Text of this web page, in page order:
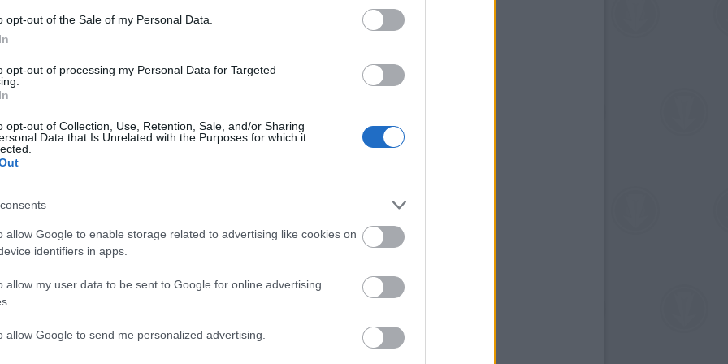
opt-out of the Sale of my Personal Data.
opt-out of processing my Personal Data for Targeted
opt-out of Collection, Use, Retention, Sale, and/or Sharing
Data that Is Unrelated with the Purposes for which it
allow Google to enable storage related to advertising like cookies on
identifiers in apps.
allow my user data to be sent to Google for online advertising
allow Google to send me personalized advertising.
Nyilván az elfogultság beszél belőlem, mikor azt mondom,
Mindazonáltal kuriózum az INXS-rajongóknak, hiszen a hat
Papok az éterben
csak az elmebeteg ajándékvásárlásról és hajszáról szól,
tanítások kavalkádjában.
„Büszkén vállaltam, hogy kimondunk
2008. 12. 16.|Kánya Andrea